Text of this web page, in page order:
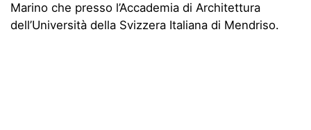
Marino che presso l’Accademia di Architettura
dell’Università della Svizzera Italiana di Mendriso.